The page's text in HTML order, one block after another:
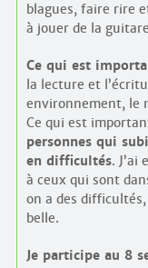
blagues, faire rire
à jouer de la
Ce qui est
la lecture et
environnement, le
Ce qui est
personnes qui
en difficultés. J’ai
à ceux qui sont
on a des
belle.
Je participe au 8